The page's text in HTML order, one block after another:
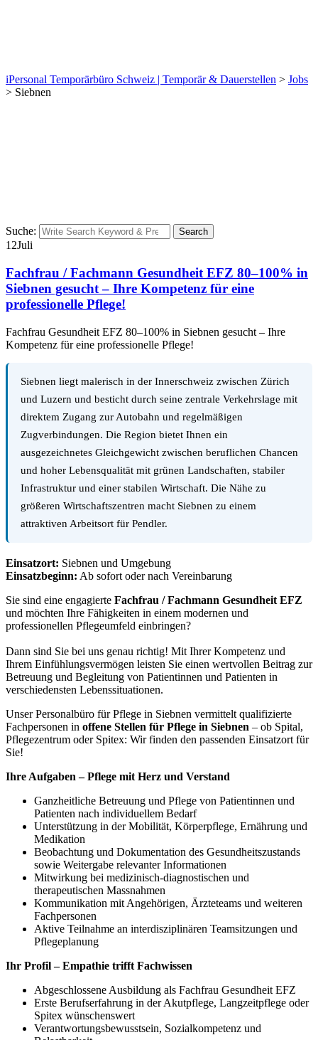
iPersonal Temporärbüro Schweiz | Temporär & Dauerstellen > Jobs
> Siebnen
Suche: Search
12Juli
Fachfrau / Fachmann Gesundheit EFZ 80–100% in
Siebnen gesucht – Ihre Kompetenz für eine
professionelle Pflege!
Fachfrau Gesundheit EFZ 80–100% in Siebnen gesucht – Ihre
Kompetenz für eine professionelle Pflege!
Siebnen liegt malerisch in der Innerschweiz zwischen Zürich
und Luzern und besticht durch seine zentrale Verkehrslage mit
direktem Zugang zur Autobahn und regelmäßigen
Zugverbindungen. Die Region bietet Ihnen ein
ausgezeichnetes Gleichgewicht zwischen beruflichen Chancen
und hoher Lebensqualität mit grünen Landschaften, stabiler
Infrastruktur und einer stabilen Wirtschaft. Die Nähe zu
größeren Wirtschaftszentren macht Siebnen zu einem
attraktiven Arbeitsort für Pendler.
Einsatzort: Siebnen und Umgebung
Einsatzbeginn: Ab sofort oder nach Vereinbarung
Sie sind eine engagierte Fachfrau / Fachmann Gesundheit EFZ
und möchten Ihre Fähigkeiten in einem modernen und
professionellen Pflegeumfeld einbringen?
Dann sind Sie bei uns genau richtig! Mit Ihrer Kompetenz und
Ihrem Einfühlungsvermögen leisten Sie einen wertvollen Beitrag zur
Betreuung und Begleitung von Patientinnen und Patienten in
verschiedensten Lebenssituationen.
Unser Personalbüro für Pflege in Siebnen vermittelt qualifizierte
Fachpersonen in offene Stellen für Pflege in Siebnen – ob Spital,
Pflegezentrum oder Spitex: Wir finden den passenden Einsatzort für
Sie!
Ihre Aufgaben – Pflege mit Herz und Verstand
Ganzheitliche Betreuung und Pflege von Patientinnen und
Patienten nach individuellem Bedarf
Unterstützung in der Mobilität, Körperpflege, Ernährung und
Medikation
Beobachtung und Dokumentation des Gesundheitszustands
sowie Weitergabe relevanter Informationen
Mitwirkung bei medizinisch-diagnostischen und
therapeutischen Massnahmen
Kommunikation mit Angehörigen, Ärzteteams und weiteren
Fachpersonen
Aktive Teilnahme an interdisziplinären Teamsitzungen und
Pflegeplanung
Ihr Profil – Empathie trifft Fachwissen
Abgeschlossene Ausbildung als Fachfrau Gesundheit EFZ
Erste Berufserfahrung in der Akutpflege, Langzeitpflege oder
Spitex wünschenswert
Verantwortungsbewusstsein, Sozialkompetenz und